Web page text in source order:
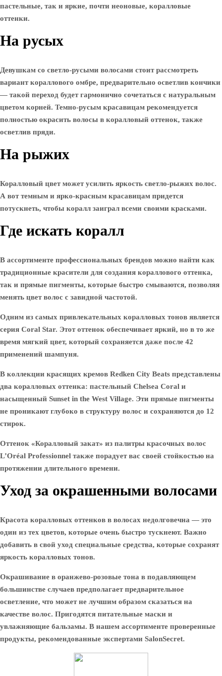
пастельные, так и яркие, почти неоновые, коралловые
оттенки.
На русых
Девушкам со светло-русыми волосами стоит рассмотреть
вариант кораллового омбре, предварительно осветлив кончики
— такой переход будет гармонично сочетаться с натуральным
цветом корней. Темно-русым красавицам рекомендуется
полностью окрасить волосы в коралловый оттенок, также
осветлив пряди.
На рыжих
Коралловый цвет может усилить яркость светло-рыжих волос.
А вот темным и ярко-красным красавицам придется
потускнеть, чтобы коралл заиграл всеми своими красками.
Где искать коралл
В ассортименте профессиональных брендов можно найти как
традиционные красители для создания кораллового оттенка,
так и прямые пигменты, которые быстро смываются, позволяя
менять цвет волос с завидной частотой.
Одним из самых привлекательных коралловых тонов является
серия Coral Star. Этот оттенок обеспечивает яркий, но в то же
время мягкий цвет, который сохраняется даже после 42
применений шампуня.
В коллекции красящих кремов Redken City Beats представлены
два коралловых оттенка: пастельный Chelsea Coral и
насыщенный Sunset in the West Village. Эти прямые пигменты
не проникают глубоко в структуру волос и сохраняются до 12
стирок.
Оттенок «Коралловый закат» из палитры красочных волос
L’Oréal Professionnel также порадует вас своей стойкостью на
протяжении длительного времени.
Уход за окрашенными волосами
Красота коралловых оттенков в волосах недолговечна — это
один из тех цветов, которые очень быстро тускнеют. Важно
добавить в свой уход специальные средства, которые сохранят
яркость коралловых тонов.
Окрашивание в оранжево-розовые тона в подавляющем
большинстве случаев предполагает предварительное
осветление, что может не лучшим образом сказаться на
качестве волос. Пригодятся питательные маски и
увлажняющие бальзамы. В нашем ассортименте проверенные
продукты, рекомендованные экспертами SalonSecret.